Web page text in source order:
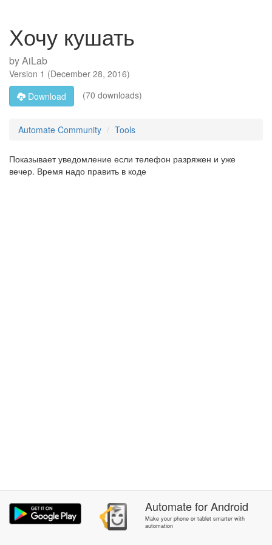
Хочу кушать
byAiLab
Version 1 (December 28, 2016)
Download
(70 downloads)
Automate Community Tools
Показывает уведомление если телефон разряжен и уже
вечер. Время надо править в коде
AutomateforAndroid
Make your phone or tablet smarter with
automation